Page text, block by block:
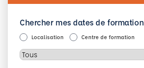
Chercher mes dates de formation
Localisation Centre de formation